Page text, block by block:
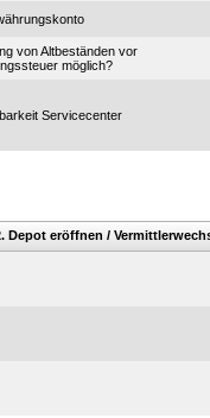
von Altbeständen vor
möglich?
Servicecenter
Depot eröffnen /